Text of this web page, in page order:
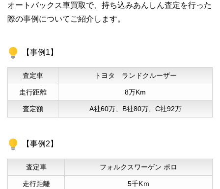
オートバックス車買取で、持ち込みあんしん査定を行った
際の事例についてご紹介します。
【事例1】
査定車 トヨタ ランドクルーザー
走行距離 8万Km
査定額 A社60万、B社80万、C社92万
【事例2】
査定車 フォルクスワーゲン ポロ
走行距離 5千Kｍ